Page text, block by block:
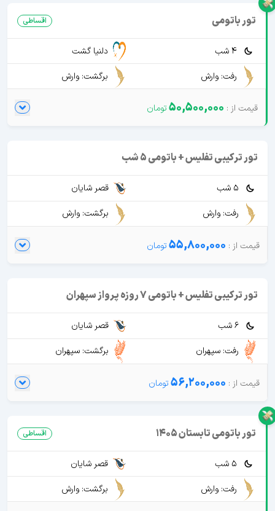
تور باتومی اقساطی
4 شب
دلنیا گشت
رفت: وارش
برگشت: وارش
50,500,000
تور ترکیبی تفلیس + باتومی 5 شب
5 شب
قصر شایان
رفت: وارش
برگشت: وارش
55,800,000
تور ترکیبی تفلیس + باتومی 7 روزه پرواز سپهران
6 شب
قصر شایان
رفت: سپهران
برگشت: سپهران
56,200,000
تور باتومی تابستان 1405 اقساطی
5 شب
قصر شایان
رفت: وارش
برگشت: وارش